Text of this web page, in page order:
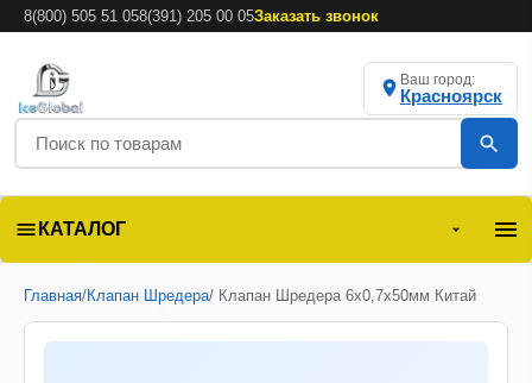
8(800) 505 51 058(391) 205 00 05Заказать звонок
Ваш город:
Красноярск
КАТАЛОГ
Главная/Клапан Шредера/ Клапан Шредера 6х0,7х50мм Китай